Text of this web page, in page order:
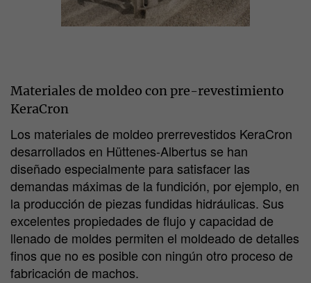
Materiales de moldeo con pre-revestimiento
KeraCron
Los materiales de moldeo prerrevestidos KeraCron
desarrollados en Hüttenes-Albertus se han
diseñado especialmente para satisfacer las
demandas máximas de la fundición, por ejemplo, en
la producción de piezas fundidas hidráulicas. Sus
excelentes propiedades de flujo y capacidad de
llenado de moldes permiten el moldeado de detalles
finos que no es posible con ningún otro proceso de
fabricación de machos.